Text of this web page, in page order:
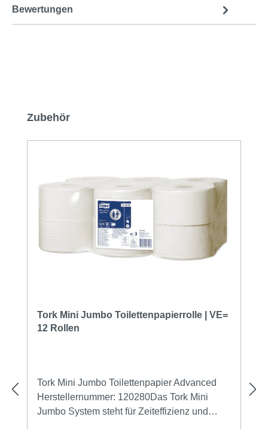
Bewertungen
Produktgalerie überspringen
Zubehör
Tork Mini Jumbo Toilettenpapierrolle | VE=
12 Rollen
Tork Mini Jumbo Toilettenpapier Advanced
Herstellernummer: 120280Das Tork Mini
Jumbo System steht für Zeiteffizienz und